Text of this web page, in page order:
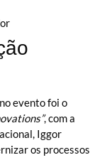
evento foi o
, com a
Iggor
os processos